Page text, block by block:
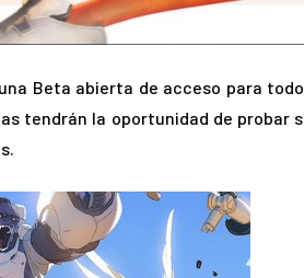
Beta abierta de acceso para
tendrán la oportunidad de probar